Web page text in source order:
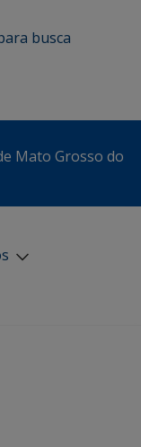
busca
Mato Grosso do